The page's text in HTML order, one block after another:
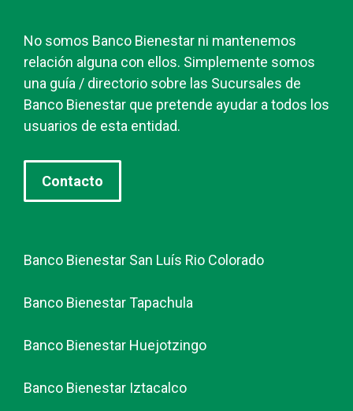
No somos Banco Bienestar ni mantenemos
relación alguna con ellos. Simplemente somos
una guía / directorio sobre las Sucursales de
Banco Bienestar que pretende ayudar a todos los
usuarios de esta entidad.
Contacto
Banco Bienestar San Luís Rio Colorado
Banco Bienestar Tapachula
Banco Bienestar Huejotzingo
Banco Bienestar Iztacalco